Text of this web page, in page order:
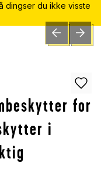
dingser du ikke visste
PREVIOUSNEXT
for
i